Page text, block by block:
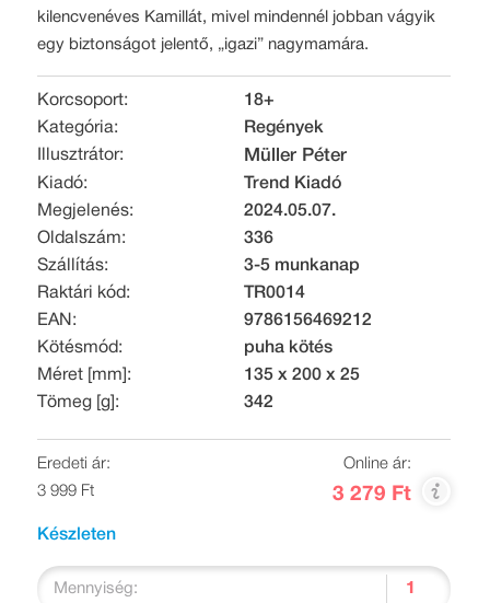
kilencvenéves Kamillát, mivel mindennél jobban vágyik
egy biztonságot jelentő, „igazi” nagymamára.
Korcsoport:
18+
Kategória:
Regények
Illusztrátor:
Müller Péter
Kiadó:
Trend Kiadó
Megjelenés:
2024.05.07.
Oldalszám:
336
Szállítás:
3-5 munkanap
Raktári kód:
TR0014
EAN:
9786156469212
Kötésmód:
puha kötés
Méret [mm]:
135 x 200 x 25
Tömeg [g]:
342
Eredeti ár:
3 999 Ft
Online ár:
3 279 Ft
Készleten
Mennyiség: